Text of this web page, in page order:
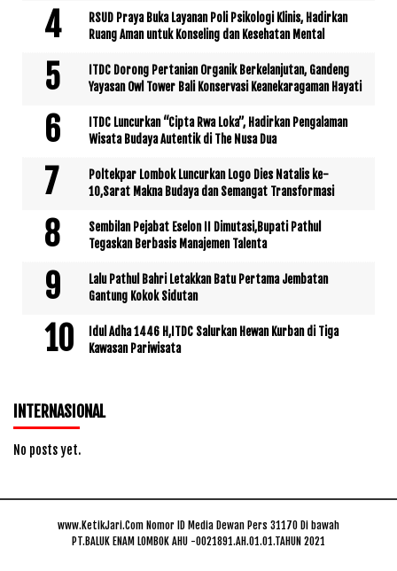
RSUD Praya Buka Layanan Poli Psikologi Klinis, Hadirkan
Ruang Aman untuk Konseling dan Kesehatan Mental
ITDC Dorong Pertanian Organik Berkelanjutan, Gandeng
Yayasan Owl Tower Bali Konservasi Keanekaragaman Hayati
ITDC Luncurkan “Cipta Rwa Loka”, Hadirkan Pengalaman
Wisata Budaya Autentik di The Nusa Dua
Poltekpar Lombok Luncurkan Logo Dies Natalis ke-
10,Sarat Makna Budaya dan Semangat Transformasi
Sembilan Pejabat Eselon II Dimutasi,Bupati Pathul
Tegaskan Berbasis Manajemen Talenta
Lalu Pathul Bahri Letakkan Batu Pertama Jembatan
Gantung Kokok Sidutan
Idul Adha 1446 H,ITDC Salurkan Hewan Kurban di Tiga
Kawasan Pariwisata
INTERNASIONAL
No posts yet.
www.KetikJari.Com Nomor ID Media Dewan Pers 31170 Di bawah
PT.BALUK ENAM LOMBOK AHU -0021891.AH.01.01.TAHUN 2021